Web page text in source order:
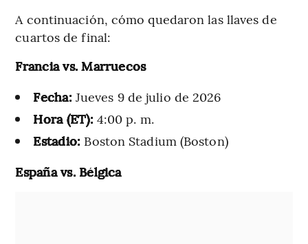
A continuación, cómo quedaron las llaves de
cuartos de final:
Francia vs. Marruecos
Fecha: Jueves 9 de julio de 2026
Hora (ET): 4:00 p. m.
Estadio: Boston Stadium (Boston)
España vs. Bélgica